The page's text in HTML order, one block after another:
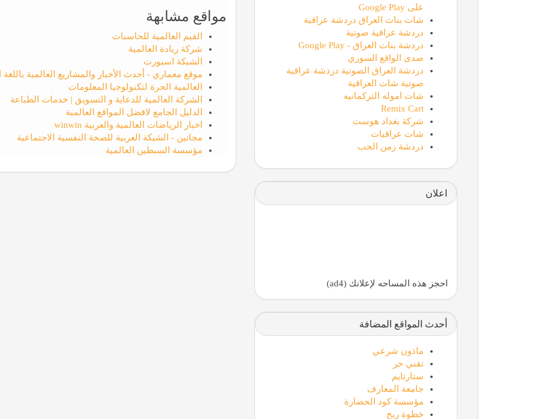
مواقع مشابهة
القيم العالمية للحاسبات
شركة ريادة العالمية
الشبكة اسبورت
موقع معماري - أحدث الأخبار والمشاريع العالمية باللغة
العالمية الحرة لتكنولوجيا المعلومات
الشركة العالمية للدعاية و التسويق | خدمات الطباعة
الدليل الجامع لافضل المواقع العالمية
اخبار الرياضات العالمية والعربية winwin
مجانين - الشبكة العربية للصحة النفسية الاجتماعية
مؤسسة السبطين العالمية
على Google Play
شات بنات العراق دردشة عراقية
دردشة عراقية صوتية
دردشة بنات العراق - Google Play
صدى الواقع السوري
دردشة العراق الصوتية دردشة عراقية
صوتية شات العراقية
شات اموله التركمانيه
Remix Cart
شركة بغداد هوست
شات عراقيات
دردشة زمن الحب
اعلان
احجز هذه المساحه لإعلانك (ad4)
أحدث المواقع المضافة
ماذون شرعي
تقني حر
ستارتايم
جامعة المعارف
مؤسسة كود الحضارة
خطوة ربح